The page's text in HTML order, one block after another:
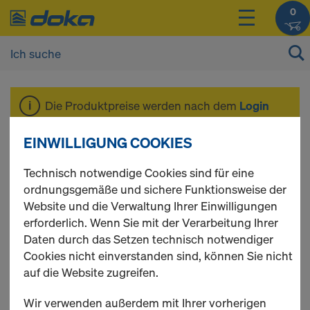
0
Die Produktpreise werden nach dem Login
angezeigt.
Arbeitsgerüst
Modul
EINWILLIGUNG COOKIES
Technisch notwendige Cookies sind für eine
ordnungsgemäße und sichere Funktionsweise der
Website und die Verwaltung Ihrer Einwilligungen
erforderlich. Wenn Sie mit der Verarbeitung Ihrer
Daten durch das Setzen technisch notwendiger
Cookies nicht einverstanden sind, können Sie nicht
auf die Website zugreifen.
Wir verwenden außerdem mit Ihrer vorherigen